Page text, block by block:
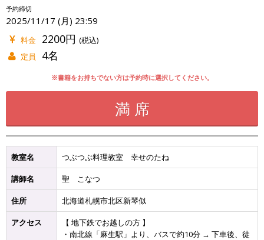
予約締切
2025/11/17 (月) 23:59
料金 2200円 (税込)
定員
4名
※書籍をお持ちでない方は予約時に選択してください。
満 席
教室名 つぶつぶ料理教室 幸せのたね
講師名 聖 こなつ
住所 北海道札幌市北区新琴似
アクセス
【 地下鉄でお越しの方 】
・南北線「麻生駅」より、バスで約10分 → 下車後、徒